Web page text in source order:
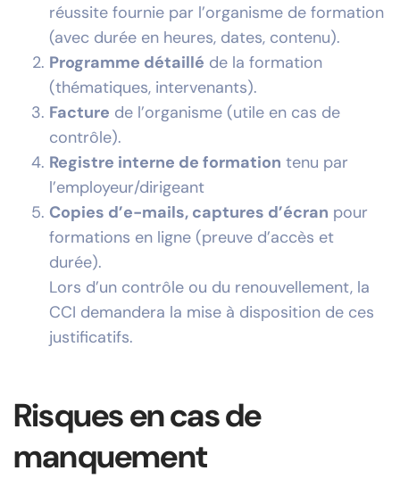
réussite fournie par l’organisme de formation
(avec durée en heures, dates, contenu).
Programme détaillé de la formation
(thématiques, intervenants).
Facture de l’organisme (utile en cas de
contrôle).
Registre interne de formation tenu par
l’employeur/dirigeant
Copies d’e-mails, captures d’écran pour
formations en ligne (preuve d’accès et
durée).
Lors d’un contrôle ou du renouvellement, la
CCI demandera la mise à disposition de ces
justificatifs.
Risques en cas de
manquement